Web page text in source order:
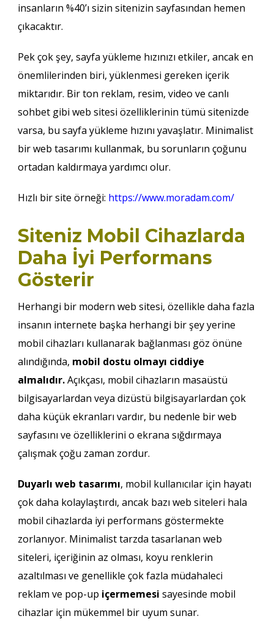
insanların %40’ı sizin sitenizin sayfasından hemen
çıkacaktır.
Pek çok şey, sayfa yükleme hızınızı etkiler, ancak en
önemlilerinden biri, yüklenmesi gereken içerik
miktarıdır. Bir ton reklam, resim, video ve canlı
sohbet gibi web sitesi özelliklerinin tümü sitenizde
varsa, bu sayfa yükleme hızını yavaşlatır. Minimalist
bir web tasarımı kullanmak, bu sorunların çoğunu
ortadan kaldırmaya yardımcı olur.
Hızlı bir site örneği: https://www.moradam.com/
Siteniz Mobil Cihazlarda
Daha İyi Performans
Gösterir
Herhangi bir modern web sitesi, özellikle daha fazla
insanın internete başka herhangi bir şey yerine
mobil cihazları kullanarak bağlanması göz önüne
alındığında, mobil dostu olmayı ciddiye
almalıdır.Açıkçası, mobil cihazların masaüstü
bilgisayarlardan veya dizüstü bilgisayarlardan çok
daha küçük ekranları vardır, bu nedenle bir web
sayfasını ve özelliklerini o ekrana sığdırmaya
çalışmak çoğu zaman zordur.
Duyarlı web tasarımı, mobil kullanıcılar için hayatı
çok daha kolaylaştırdı, ancak bazı web siteleri hala
mobil cihazlarda iyi performans göstermekte
zorlanıyor. Minimalist tarzda tasarlanan web
siteleri, içeriğinin az olması, koyu renklerin
azaltılması ve genellikle çok fazla müdahaleci
reklam ve pop-up içermemesi sayesinde mobil
cihazlar için mükemmel bir uyum sunar.